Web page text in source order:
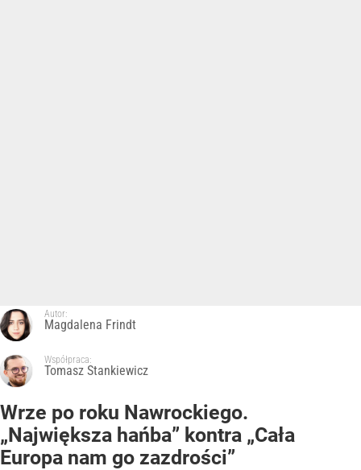
Autor:
Magdalena Frindt
Współpraca:
Tomasz Stankiewicz
Wrze po roku Nawrockiego.
„Największa hańba” kontra „Cała
Europa nam go zazdrości”